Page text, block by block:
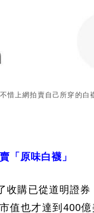
惜上網拍賣自己所穿的白
「原味白襪」
收購已從道明證
值也才達到400